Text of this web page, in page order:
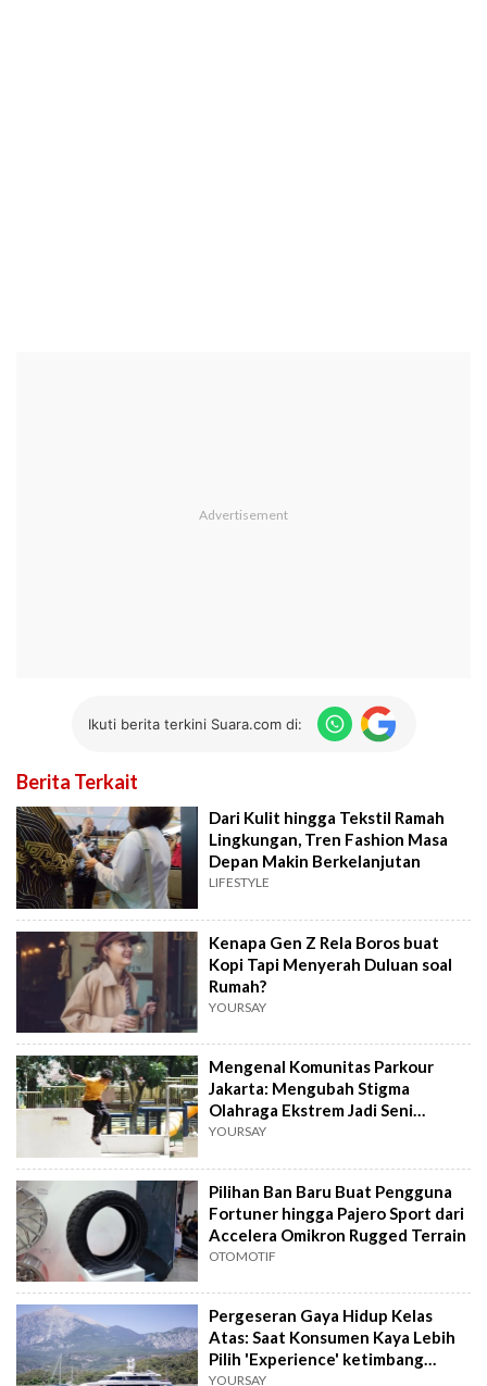
Ikuti berita terkini Suara.com di:
Berita Terkait
Dari Kulit hingga Tekstil Ramah
Lingkungan, Tren Fashion Masa
Depan Makin Berkelanjutan
LIFESTYLE
Kenapa Gen Z Rela Boros buat
Kopi Tapi Menyerah Duluan soal
Rumah?
YOURSAY
Mengenal Komunitas Parkour
Jakarta: Mengubah Stigma
Olahraga Ekstrem Jadi Seni
Disiplin Tubuh
YOURSAY
Pilihan Ban Baru Buat Pengguna
Fortuner hingga Pajero Sport dari
Accelera Omikron Rugged Terrain
OTOMOTIF
Pergeseran Gaya Hidup Kelas
Atas: Saat Konsumen Kaya Lebih
Pilih 'Experience' ketimbang
Pamer Logo
YOURSAY